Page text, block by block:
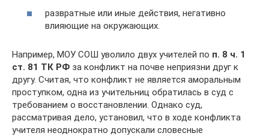
развратные или иные действия, негативно
влияющие на окружающих.
Например, МОУ СОШ уволило двух учителей по п. 8 ч. 1
ст. 81 ТК РФ за конфликт на почве неприязни друг к
другу. Считая, что конфликт не является аморальным
проступком, одна из учительниц обратилась в суд с
требованием о восстановлении. Однако суд,
рассматривая дело, установил, что в ходе конфликта
учителя неоднократно допускали словесные